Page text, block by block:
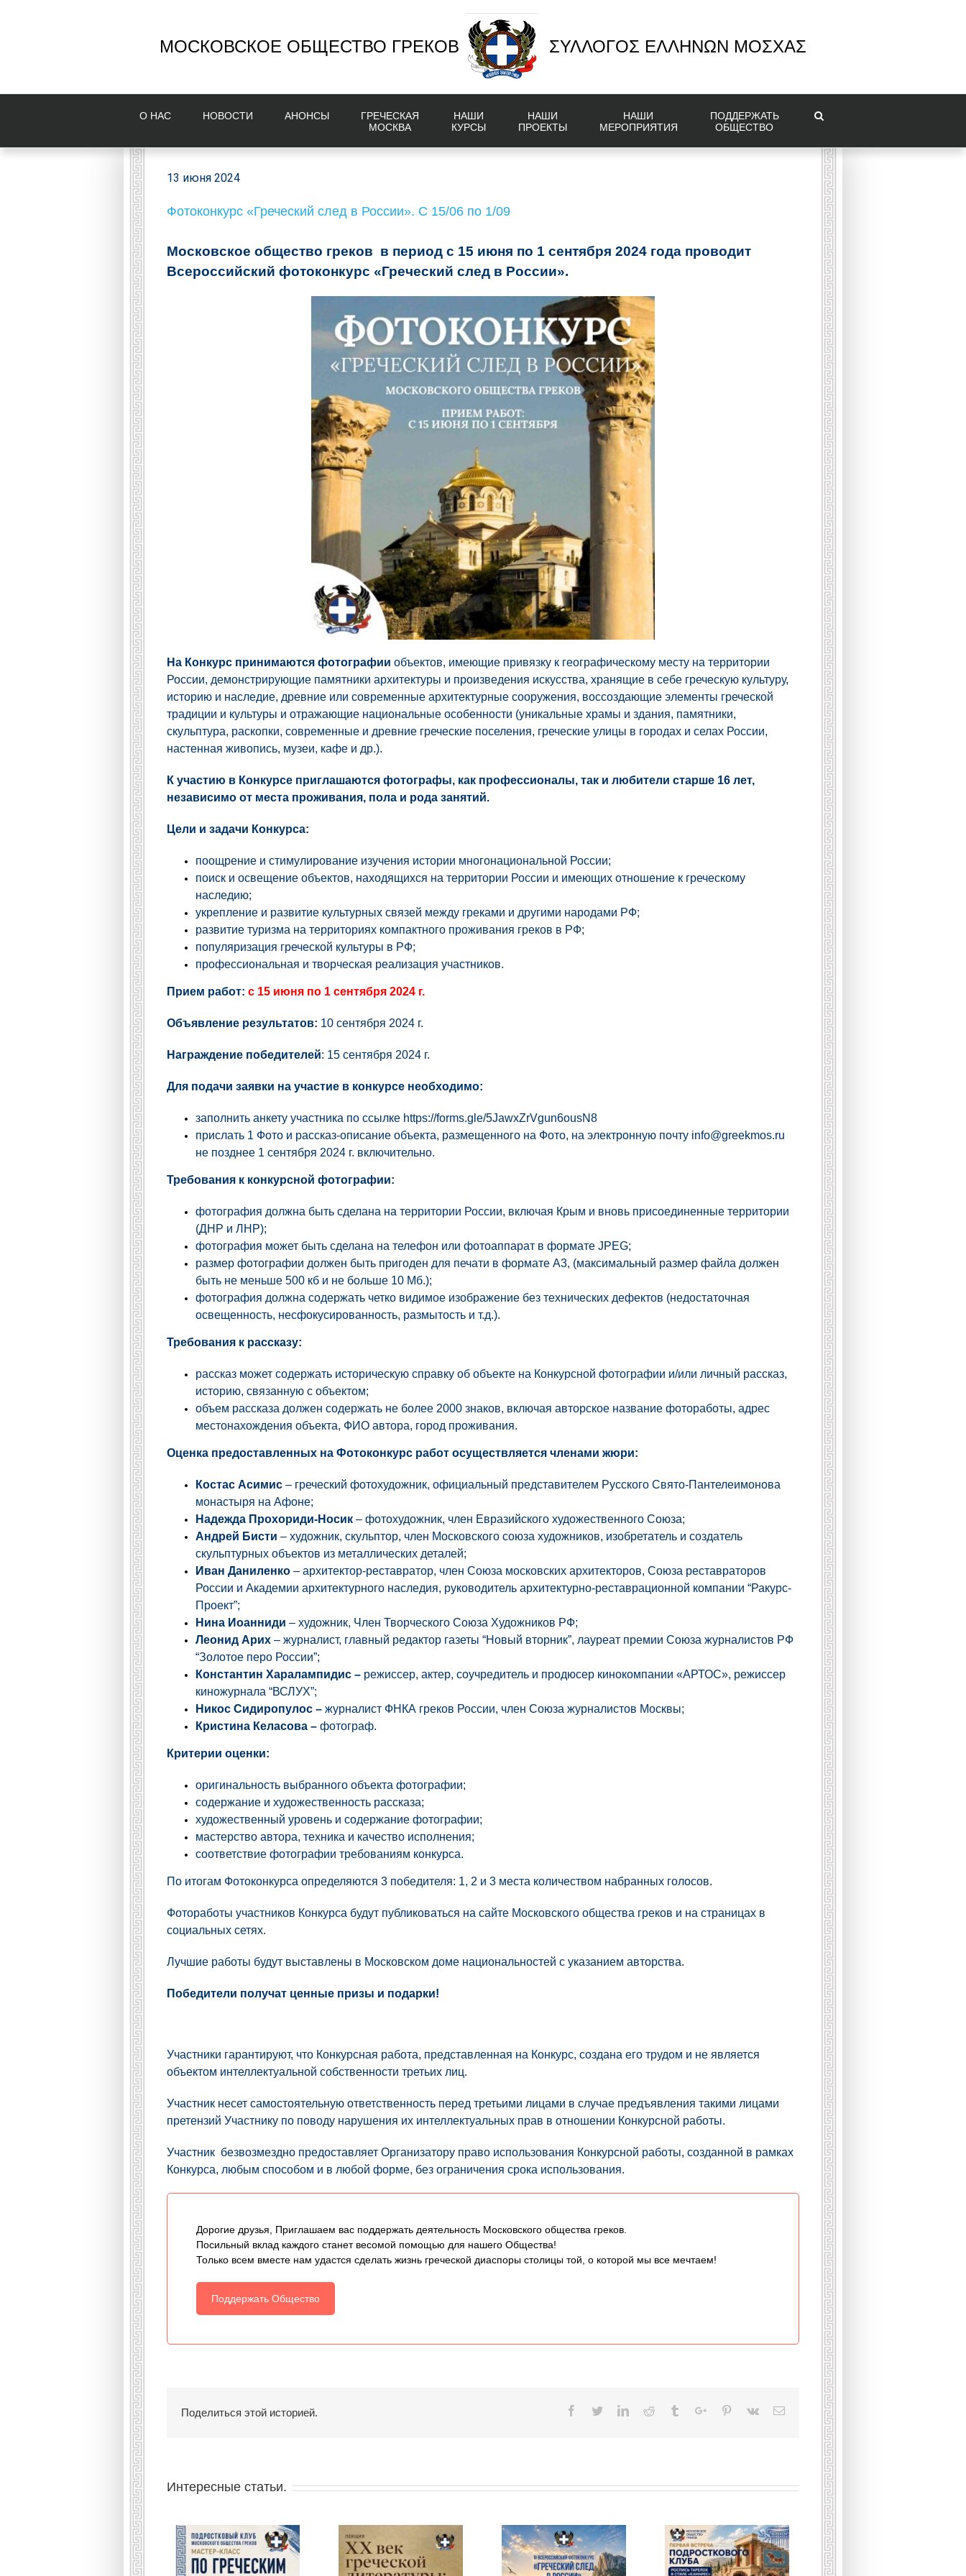
МОСКОВСКОЕ ОБЩЕСТВО ГРЕКОВ ΣΥΛΛΟΓΟΣ ΕΛΛΗΝΩΝ ΜΟΣΧΑΣ
О НAС НОВОСТИ AНОНСЫ
ГРЕЧЕСКАЯ
МОСКВА
НАШИ
КУРСЫ
НАШИ
ПРОЕКТЫ
НАШИ
МЕРОПРИЯТИЯ
ПОДДЕРЖАТЬ
ОБЩЕСТВО
13 июня 2024
Фотоконкурс «Греческий след в России». С 15/06 по 1/09
Московское общество греков в период с 15 июня по 1 сентября 2024 года проводит
Всероссийский фотоконкурс «Греческий след в России».
На Конкурс принимаются фотографии объектов, имеющие привязку к географическому месту на территории
России, демонстрирующие памятники архитектуры и произведения искусства, хранящие в себе греческую культуру,
историю и наследие, древние или современные архитектурные сооружения, воссоздающие элементы греческой
традиции и культуры и отражающие национальные особенности (уникальные храмы и здания, памятники,
скульптура, раскопки, современные и древние греческие поселения, греческие улицы в городах и селах России,
настенная живопись, музеи, кафе и др.).
К участию в Конкурсе приглашаются фотографы, как профессионалы, так и любители старше 16 лет,
независимо от места проживания, пола и рода занятий.
Цели и задачи Конкурса:
поощрение и стимулирование изучения истории многонациональной России;
поиск и освещение объектов, находящихся на территории России и имеющих отношение к греческому
наследию;
укрепление и развитие культурных связей между греками и другими народами РФ;
развитие туризма на территориях компактного проживания греков в РФ;
популяризация греческой культуры в РФ;
профессиональная и творческая реализация участников.
Прием работ: с 15 июня по 1 сентября 2024 г.
Объявление результатов: 10 сентября 2024 г.
Награждение победителей: 15 сентября 2024 г.
Для подачи заявки на участие в конкурсе необходимо:
заполнить анкету участника по ссылке https://forms.gle/5JawxZrVgun6ousN8
прислать 1 Фото и рассказ-описание объекта, размещенного на Фото, на электронную почту info@greekmos.ru
не позднее 1 сентября 2024 г. включительно.
Требования к конкурсной фотографии:
фотография должна быть сделана на территории России, включая Крым и вновь присоединенные территории
(ДНР и ЛНР);
фотография может быть сделана на телефон или фотоаппарат в формате JPEG;
размер фотографии должен быть пригоден для печати в формате А3, (максимальный размер файла должен
быть не меньше 500 кб и не больше 10 Мб.);
фотография должна содержать четко видимое изображение без технических дефектов (недостаточная
освещенность, несфокусированность, размытость и т.д.).
Требования к рассказу:
рассказ может содержать историческую справку об объекте на Конкурсной фотографии и/или личный рассказ,
историю, связанную с объектом;
объем рассказа должен содержать не более 2000 знаков, включая авторское название фотоработы, адрес
местонахождения объекта, ФИО автора, город проживания.
Оценка предоставленных на Фотоконкурс работ осуществляется членами жюри:
Костас Асимис – греческий фотохудожник, официальный представителем Русского Свято-Пантелеимонова
монастыря на Афоне;
Надежда Прохориди-Носик – фотохудожник, член Евразийского художественного Союза;
Андрей Бисти – художник, скульптор, член Московского союза художников, изобретатель и создатель
скульптурных объектов из металлических деталей;
Иван Даниленко – архитектор-реставратор, член Союза московских архитекторов, Союза реставраторов
России и Академии архитектурного наследия, руководитель архитектурно-реставрационной компании “Ракурс-
Проект”;
Нина Иоанниди – художник, Член Творческого Союза Художников РФ;
Леонид Арих – журналист, главный редактор газеты “Новый вторник”, лауреат премии Союза журналистов РФ
“Золотое перо России”;
Константин Харалампидис – режиссер, актер, соучредитель и продюсер кинокомпании «АРТОС», режиссер
киножурнала “ВСЛУХ”;
Никос Сидиропулос – журналист ФНКА греков России, член Союза журналистов Москвы;
Кристина Келасова – фотограф.
Критерии оценки:
оригинальность выбранного объекта фотографии;
содержание и художественность рассказа;
художественный уровень и содержание фотографии;
мастерство автора, техника и качество исполнения;
соответствие фотографии требованиям конкурса.
По итогам Фотоконкурса определяются 3 победителя: 1, 2 и 3 места количеством набранных голосов.
Фотоработы участников Конкурса будут публиковаться на сайте Московского общества греков и на страницах в
социальных сетях.
Лучшие работы будут выставлены в Московском доме национальностей с указанием авторства.
Победители получат ценные призы и подарки!
Участники гарантируют, что Конкурсная работа, представленная на Конкурс, создана его трудом и не является
объектом интеллектуальной собственности третьих лиц.
Участник несет самостоятельную ответственность перед третьими лицами в случае предъявления такими лицами
претензий Участнику по поводу нарушения их интеллектуальных прав в отношении Конкурсной работы.
Участник безвозмездно предоставляет Организатору право использования Конкурсной работы, созданной в рамках
Конкурса, любым способом и в любой форме, без ограничения срока использования.
Дорогие друзья, Приглашаем вас поддержать деятельность Московского общества греков.
Посильный вклад каждого станет весомой помощью для нашего Общества!
Только всем вместе нам удастся сделать жизнь греческой диаспоры столицы той, о которой мы все мечтаем!
Поддержать Общество
Поделиться этой историей. Facebook
TwitterLinkedinReddit TumblrGoogle+Pinterest
Vk Email
Интересные статьи.